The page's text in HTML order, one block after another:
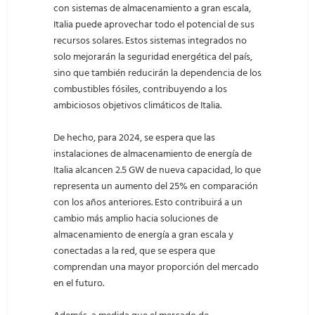
con sistemas de almacenamiento a gran escala,
Italia puede aprovechar todo el potencial de sus
recursos solares. Estos sistemas integrados no
solo mejorarán la seguridad energética del país,
sino que también reducirán la dependencia de los
combustibles fósiles, contribuyendo a los
ambiciosos objetivos climáticos de Italia.
De hecho, para 2024, se espera que las
instalaciones de almacenamiento de energía de
Italia alcancen 2.5 GW de nueva capacidad, lo que
representa un aumento del 25% en comparación
con los años anteriores. Esto contribuirá a un
cambio más amplio hacia soluciones de
almacenamiento de energía a gran escala y
conectadas a la red, que se espera que
comprendan una mayor proporción del mercado
en el futuro.